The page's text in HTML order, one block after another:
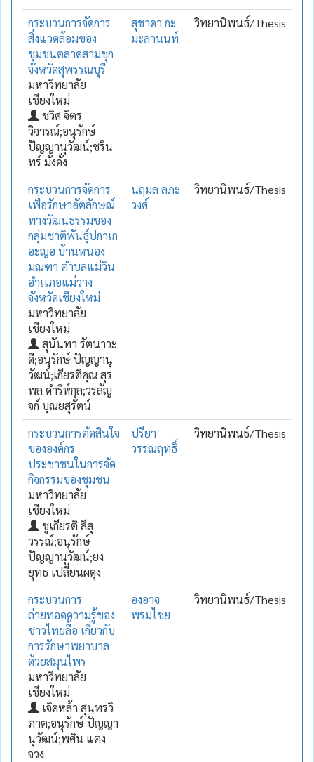
กระบวนการจัดการ
สิ่งแวดล้อมของ
ชุมชนตลาดสามชุก
จังหวัดสุพรรณบุรี
มหาวิทยาลัย
เชียงใหม่
ชวิศ จิตร
วิจารณ์;อนุรักษ์
ปัญญานุวัฒน์;ชริน
ทร์ มั่งคั่ง
สุชาดา กะ
มะลานนท์
วิทยานิพนธ์/Thesis
กระบวนการจัดการ
เพื่อรักษาอัตลักษณ์
ทางวัฒนธรรมของ
กลุ่มชาติพันธุ์ปกาเก
อะญอ บ้านหนอง
มณฑา ตำบลแม่วิน
อำเเภอแม่วาง
จังหวัดเชียงใหม่
มหาวิทยาลัย
เชียงใหม่
สุนันทา รัตนาวะ
ดี;อนุรักษ์ ปัญญานุ
วัฒน์;เกียรติคุณ สุร
พล ดำริห์กุล;วรลัญ
จก์ บุณยสุรัตน์
นฤมล ลภะ
วงศ์
วิทยานิพนธ์/Thesis
กระบวนการตัดสินใจ
ขององค์กร
ประชาชนในการจัด
กิจกรรมของชุมชน
มหาวิทยาลัย
เชียงใหม่
ชูเกียรติ ลีสุ
วรรณ์;อนุรักษ์
ปัญญานุวัฒน์;ยง
ยุทธ เปลี่ยนผดุง
ปรียา
วรรณฤทธิ์
วิทยานิพนธ์/Thesis
กระบวนการ
ถ่ายทอดความรู้ของ
ชาวไทยลื้อ เกี่ยวกับ
การรักษาพยาบาล
ด้วยสมุนไพร
มหาวิทยาลัย
เชียงใหม่
เจิดหล้า สุนทรวิ
ภาต;อนุรักษ์ ปัญญา
นุวัฒน์;พศิน แตง
จวง
องอาจ
พรมไชย
วิทยานิพนธ์/Thesis